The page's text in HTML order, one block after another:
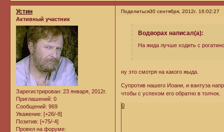
Поделиться30 сентября, 2012г. 16:02:27
Устин
Активный участник
Зарегистрирован: 23 января, 2012г.
Приглашений: 0
Сообщений: 969
Уважение: [+26/-8]
Позитив: [+75/-4]
Провел на форуме:
Водворах написал(а):
На жида лучше ходить с
ну это смотря на какого жыда.
Супротив нашего Иоани, и вантуза
чтобы с успехом его обратно в толчок.
0